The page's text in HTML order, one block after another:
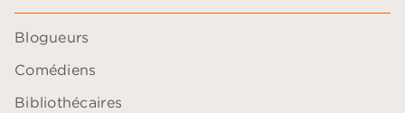
Blogueurs
Comédiens
Bibliothécaires